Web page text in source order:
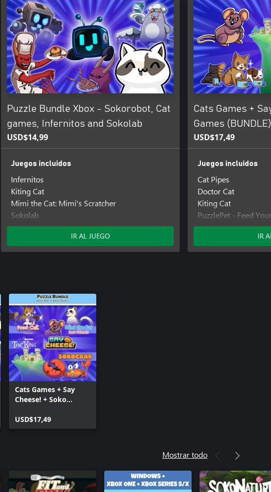
Puzzle Bundle Xbox - Sokorobot, Cat
games, Infernitos and Sokolab
USD$14,99
Juegos incluidos
Infernitos
Kiting Cat
Mimi the Cat: Mimi's Scratcher
Sokolab
Sokorobot
IR AL JUEGO
Cats Games +
Games (BUNDLE)
USD$17,49
Juegos incluidos
Cat Pipes
Doctor Cat
Kiting Cat
PuzzlePet - Feed
Say Cheese!
Sokomage
IR
Cats Games + Say
Cheese! + Soko
USD$17,49
Mostrar todo